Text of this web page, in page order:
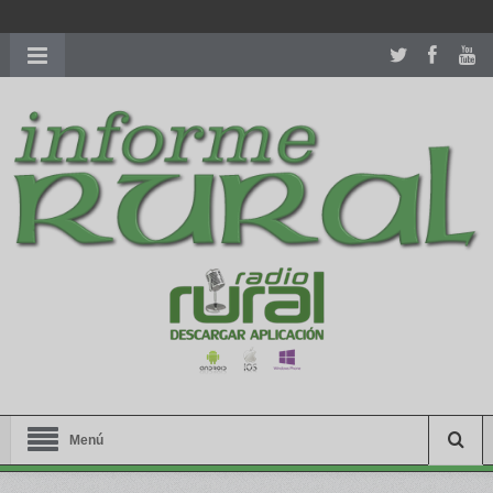
richardmillereplica
women.patekphilippe.tofor sale in usa recognized command with
dining room table ceremony. welcome to our
perfectwatches.is
shop. best youngsexdoll.comwith professional customer
services. 1: 1 design high
https://reallydiamond.com/
Menú